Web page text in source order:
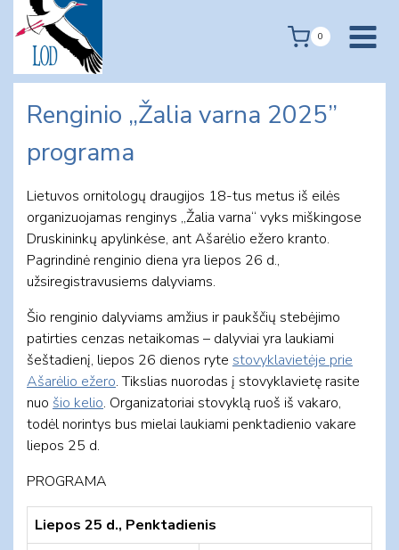
content
0
Renginio „Žalia varna 2025”
programa
Lietuvos ornitologų draugijos 18-tus metus iš eilės
organizuojamas renginys „Žalia varna“ vyks miškingose
Druskininkų apylinkėse, ant Ašarėlio ežero kranto.
Pagrindinė renginio diena yra liepos 26 d.,
užsiregistravusiems dalyviams.
Šio renginio dalyviams amžius ir paukščių stebėjimo
patirties cenzas netaikomas – dalyviai yra laukiami
šeštadienį, liepos 26 dienos ryte stovyklavietėje prie
Ašarėlio ežero. Tikslias nuorodas į stovyklavietę rasite
nuo šio kelio. Organizatoriai stovyklą ruoš iš vakaro,
todėl norintys bus mielai laukiami penktadienio vakare
liepos 25 d.
PROGRAMA
Liepos 25 d., Penktadienis